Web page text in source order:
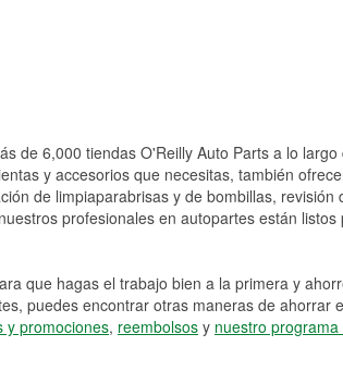
de 6,000 tiendas O'Reilly Auto Parts a lo largo
y accesorios que necesitas, también
de limpiaparabrisas y de bombillas, revisión
profesionales en autopartes están listos
que hagas el trabajo bien a la primera y
puedes encontrar otras maneras de ahorrar
y promociones, reembolsos y nuestro programa